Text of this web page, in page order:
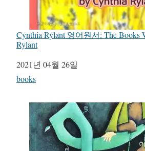
Cynthia Rylant 영어원서: The Books
Rylant
일자
2021년 04월 26일
관련 항목
books